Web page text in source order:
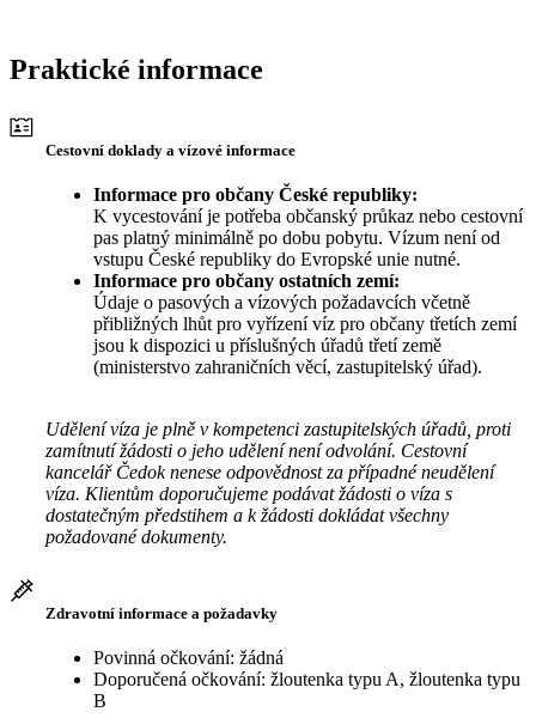
Praktické informace
Cestovní doklady a vízové informace
Informace pro občany České republiky:
K vycestování je potřeba občanský průkaz nebo cestovní
pas platný minimálně po dobu pobytu. Vízum není od
vstupu České republiky do Evropské unie nutné.
Informace pro občany ostatních zemí:
Údaje o pasových a vízových požadavcích včetně
přibližných lhůt pro vyřízení víz pro občany třetích zemí
jsou k dispozici u příslušných úřadů třetí země
(ministerstvo zahraničních věcí, zastupitelský úřad).
Udělení víza je plně v kompetenci zastupitelských úřadů, proti
zamítnutí žádosti o jeho udělení není odvolání. Cestovní
kancelář Čedok nenese odpovědnost za případné neudělení
víza. Klientům doporučujeme podávat žádosti o víza s
dostatečným předstihem a k žádosti dokládat všechny
požadované dokumenty.
Zdravotní informace a požadavky
Povinná očkování: žádná
Doporučená očkování: žloutenka typu A, žloutenka typu
B